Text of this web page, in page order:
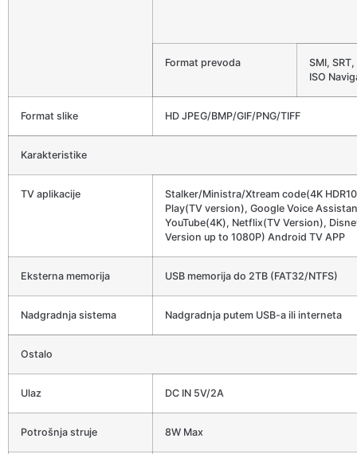
Format prevoda
SMI,
ISO
Format slike HD JPEG/BMP/GIF/PNG/TIFF
Karakteristike
TV aplikacije
Stalker/Ministra/Xtream code(4K
Play(TV version), Google Voice
YouTube(4K), Netflix(TV Version),
Version up to 1080P) Android TV APP
Eksterna memorija USB memorija do 2TB (FAT32/NTFS)
Nadgradnja sistema Nadgradnja putem USB-a ili interneta
Ostalo
Ulaz DC IN 5V/2A
Potrošnja struje 8W Max